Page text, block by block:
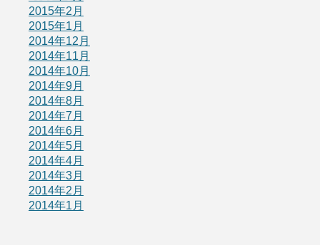
2015年2月
2015年1月
2014年12月
2014年11月
2014年10月
2014年9月
2014年8月
2014年7月
2014年6月
2014年5月
2014年4月
2014年3月
2014年2月
2014年1月